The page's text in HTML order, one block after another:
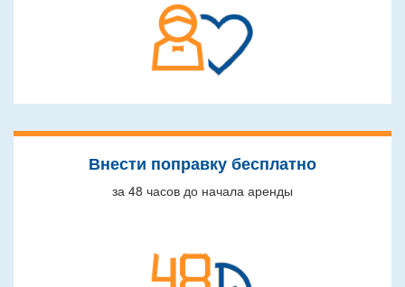
Внести поправку бесплатно
за 48 часов до начала аренды